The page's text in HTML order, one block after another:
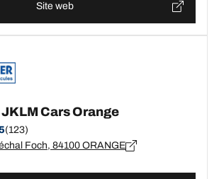
Site web
Cars Orange
(123)
Foch, 84100 ORANGE